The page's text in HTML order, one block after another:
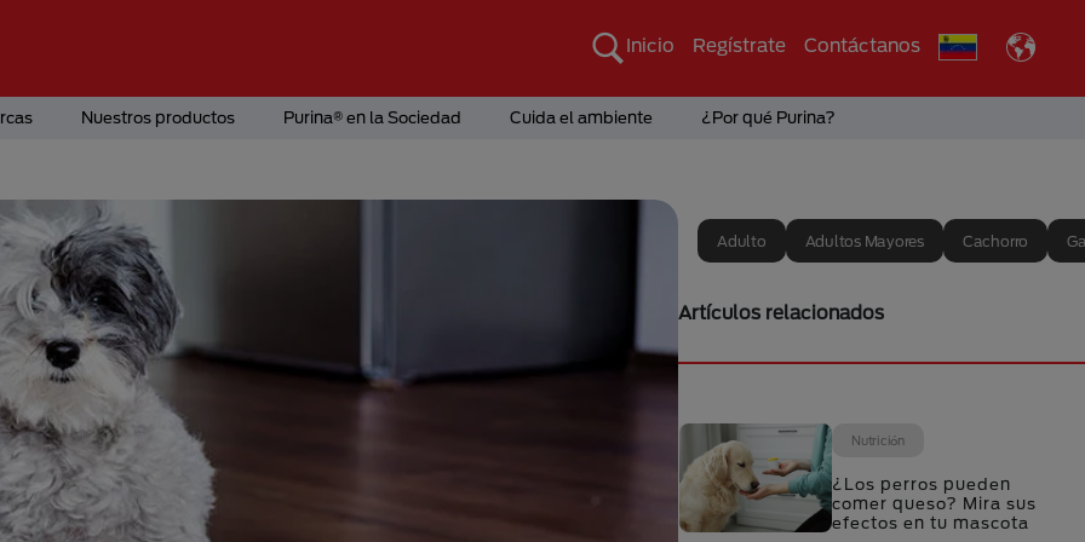
Inicio Regístrate Contáctanos
Nuestros productos Purina® en la Sociedad Cuida el ambiente ¿Por qué Purina?
Adulto Adultos Mayores Cachorro
Artículos relacionados
Nutrición
¿Los perros pueden
comer queso? Mira sus
efectos en tu mascota